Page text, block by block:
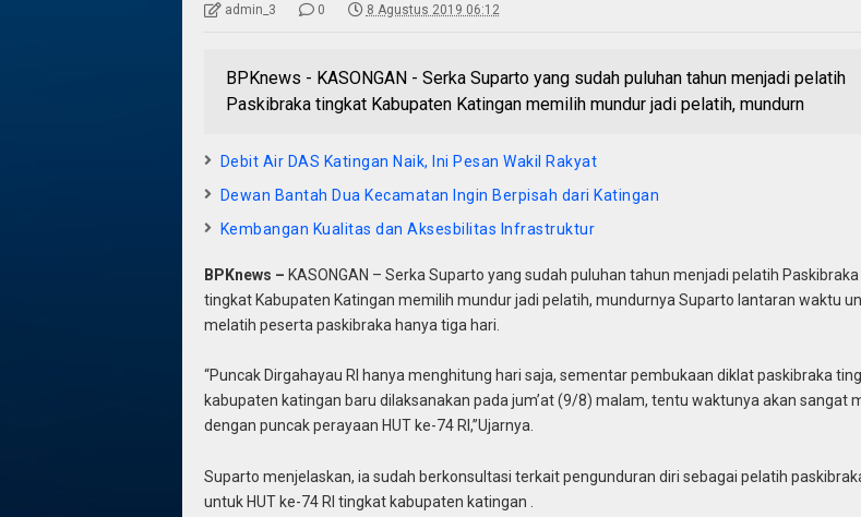
admin_3 0 8 Agustus 2019 06:12
BPKnews - KASONGAN - Serka Suparto yang sudah puluhan tahun menjadi pelatih
Paskibraka tingkat Kabupaten Katingan memilih mundur jadi pelatih, mundurn
Debit Air DAS Katingan Naik, Ini Pesan Wakil Rakyat
Dewan Bantah Dua Kecamatan Ingin Berpisah dari Katingan
Kembangan Kualitas dan Aksesbilitas Infrastruktur
BPKnews – KASONGAN – Serka Suparto yang sudah puluhan tahun menjadi pelatih Paskibraka
tingkat Kabupaten Katingan memilih mundur jadi pelatih, mundurnya Suparto lantaran waktu
melatih peserta paskibraka hanya tiga hari.
“Puncak Dirgahayau RI hanya menghitung hari saja, sementar pembukaan diklat paskibraka
kabupaten katingan baru dilaksanakan pada jum’at (9/8) malam, tentu waktunya akan sangat
dengan puncak perayaan HUT ke-74 RI,”Ujarnya.
Suparto menjelaskan, ia sudah berkonsultasi terkait pengunduran diri sebagai pelatih
untuk HUT ke-74 RI tingkat kabupaten katingan .